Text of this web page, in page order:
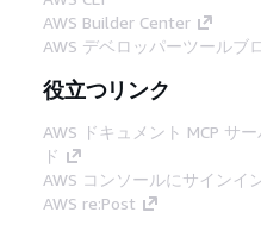
AWS Builder Center
AWS デベロッパーツールブ
役立つリンク
AWS ドキュメント MCP サ
ド
AWS コンソールにサインイ
AWS re:Post